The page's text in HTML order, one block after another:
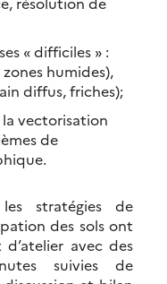
« difficiles » :
humides),
diffus, friches);
vectorisation
de
stratégies de
des sols ont
avec des
suivies de